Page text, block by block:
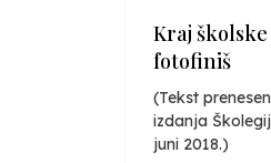
Kraj
fotofiniš
(Tekst
izdanja
juni 2018.)